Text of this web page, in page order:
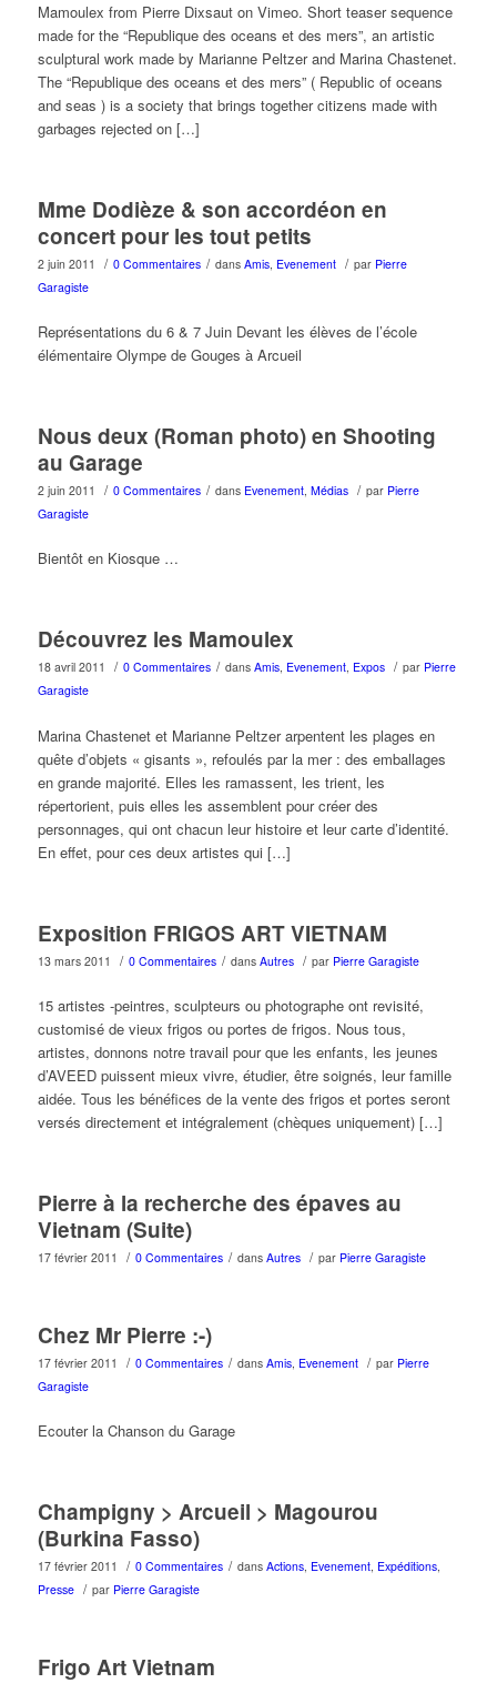
Mamoulex from Pierre Dixsaut on Vimeo. Short teaser sequence
made for the “Republique des oceans et des mers”, an artistic
sculptural work made by Marianne Peltzer and Marina Chastenet.
The “Republique des oceans et des mers” ( Republic of oceans
and seas ) is a society that brings together citizens made with
garbages rejected on […]
Mme Dodièze & son accordéon en
concert pour les tout petits
2 juin 2011 / 0 Commentaires / dans Amis, Evenement / par Pierre
Garagiste
Représentations du 6 & 7 Juin Devant les élèves de l’école
élémentaire Olympe de Gouges à Arcueil
Nous deux (Roman photo) en Shooting
au Garage
2 juin 2011 / 0 Commentaires / dans Evenement, Médias / par Pierre
Garagiste
Bientôt en Kiosque …
Découvrez les Mamoulex
18 avril 2011 / 0 Commentaires / dans Amis, Evenement, Expos / par Pierre
Garagiste
Marina Chastenet et Marianne Peltzer arpentent les plages en
quête d’objets « gisants », refoulés par la mer : des emballages
en grande majorité. Elles les ramassent, les trient, les
répertorient, puis elles les assemblent pour créer des
personnages, qui ont chacun leur histoire et leur carte d’identité.
En effet, pour ces deux artistes qui […]
Exposition FRIGOS ART VIETNAM
13 mars 2011 / 0 Commentaires / dans Autres / par Pierre Garagiste
15 artistes -peintres, sculpteurs ou photographe ont revisité,
customisé de vieux frigos ou portes de frigos. Nous tous,
artistes, donnons notre travail pour que les enfants, les jeunes
d’AVEED puissent mieux vivre, étudier, être soignés, leur famille
aidée. Tous les bénéfices de la vente des frigos et portes seront
versés directement et intégralement (chèques uniquement) […]
Pierre à la recherche des épaves au
Vietnam (Suite)
17 février 2011 / 0 Commentaires / dans Autres / par Pierre Garagiste
Chez Mr Pierre :-)
17 février 2011 / 0 Commentaires / dans Amis, Evenement / par Pierre
Garagiste
Ecouter la Chanson du Garage
Champigny > Arcueil > Magourou
(Burkina Fasso)
17 février 2011 / 0 Commentaires / dans Actions, Evenement, Expéditions,
Presse / par Pierre Garagiste
Frigo Art Vietnam